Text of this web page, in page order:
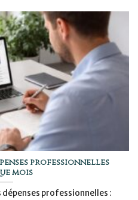
professionnelles
mois
professionnelles :